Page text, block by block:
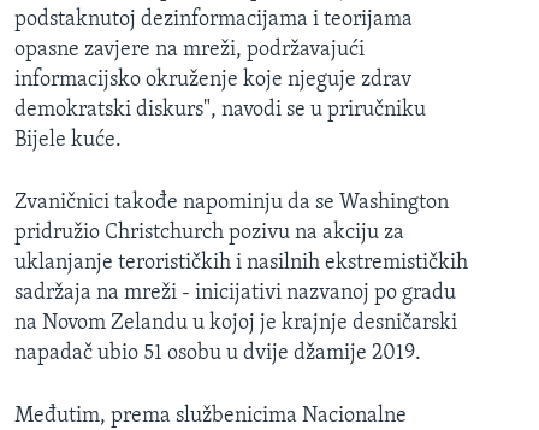
podstaknutoj dezinformacijama i teorijama
opasne zavjere na mreži, podržavajući
informacijsko okruženje koje njeguje zdrav
demokratski diskurs", navodi se u priručniku
Bijele kuće.
Zvaničnici takođe napominju da se Washington
pridružio Christchurch pozivu na akciju za
uklanjanje terorističkih i nasilnih ekstremističkih
sadržaja na mreži - inicijativi nazvanoj po gradu
na Novom Zelandu u kojoj je krajnje desničarski
napadač ubio 51 osobu u dvije džamije 2019.
Međutim, prema službenicima Nacionalne